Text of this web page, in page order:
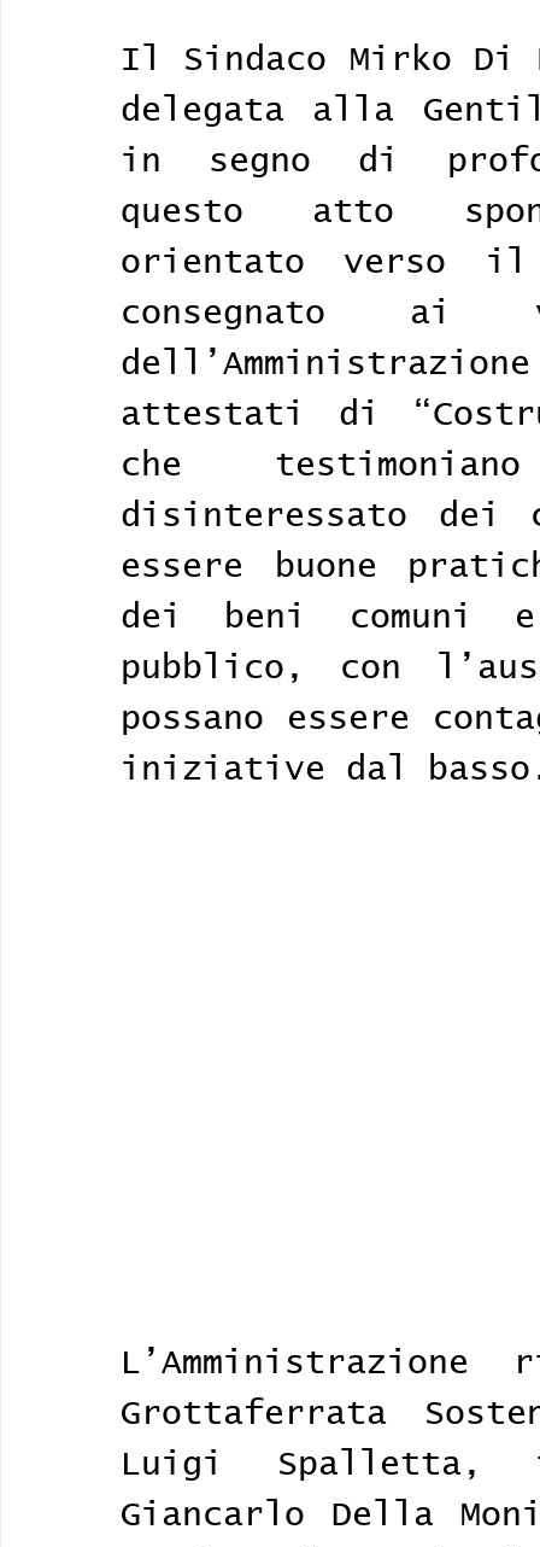
Il Sindaco Mirko Di
delegata alla
in segno di
questo atto
orientato verso il
consegnato ai
attestati di
che
disinteressato
essere buone
dei beni comuni
pubblico, con
possano essere
iniziative dal
Grottaferrata
Luigi
Giancarlo Della